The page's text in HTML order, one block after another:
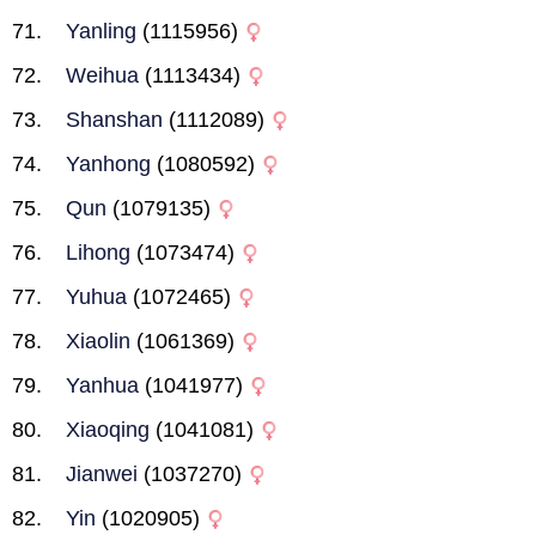
Yanling (1115956)
Weihua (1113434)
Shanshan (1112089)
Yanhong (1080592)
Qun (1079135)
Lihong (1073474)
Yuhua (1072465)
Xiaolin (1061369)
Yanhua (1041977)
Xiaoqing (1041081)
Jianwei (1037270)
Yin (1020905)